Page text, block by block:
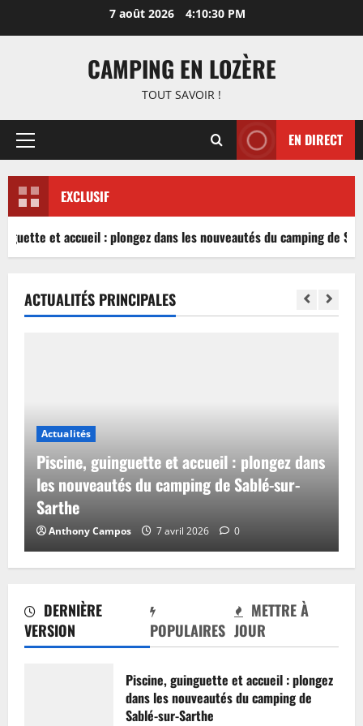
7 août 2026 4:10:30 PM
CAMPING EN LOZÈRE
TOUT SAVOIR !
Menu
EN DIRECT
EXCLUSIF
et accueil : plongez dans les nouveautés du camping de
DERNIÈRE
VERSION
POPULAIRES
METTRE À
JOUR
Piscine, guinguette et accueil : plongez
dans les nouveautés du camping de
Sablé-sur-Sarthe
ACTUALITÉS PRINCIPALES
Actualités
Piscine, guinguette et accueil : plongez dans
les nouveautés du camping de Sablé-sur-
Sarthe
Anthony Campos 7 avril 2026 0